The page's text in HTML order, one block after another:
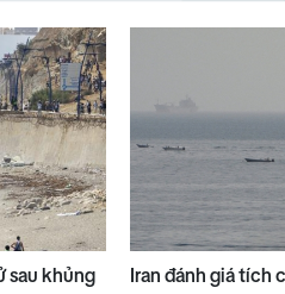
sau khủng
Iran đánh giá tích